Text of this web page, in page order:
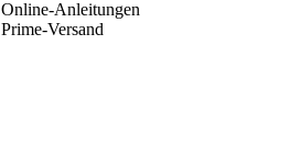
Online-Anleitungen
Prime-Versand